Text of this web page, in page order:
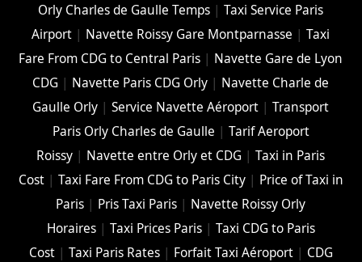
Orly Charles de Gaulle Temps |Taxi Service Paris
Airport | Navette Roissy Gare Montparnasse |Taxi
Fare From CDG to Central Paris | Navette Gare de Lyon
CDG | Navette Paris CDG Orly | Navette Charle de
Gaulle Orly |Service Navette Aéroport |Transport
Paris Orly Charles de Gaulle | Tarif Aeroport
Roissy | Navette entre Orly et CDG |Taxi in Paris
Cost| Taxi Fare From CDG to Paris City| Price of Taxi in
Paris | Pris Taxi Paris | Navette Roissy Orly
Horaires| Taxi Prices Paris| Taxi CDG to Paris
Cost| Taxi Paris Rates| Forfait Taxi Aéroport| CDG